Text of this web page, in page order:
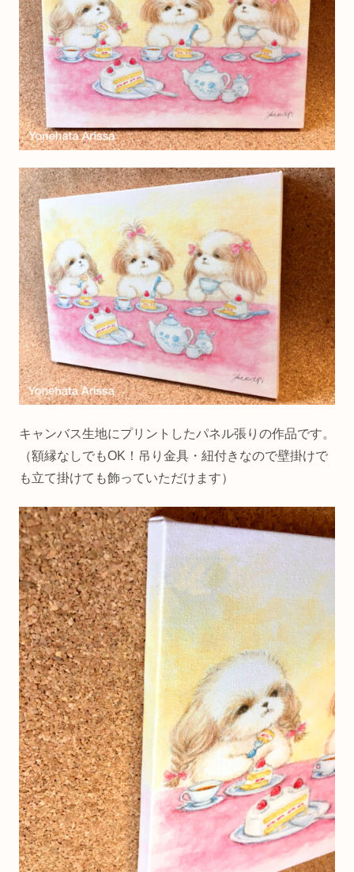
キャンバス生地にプリントしたパネル張りの作品です。
（額縁なしでもOK！吊り金具・紐付きなので壁掛けで
も立て掛けても飾っていただけます）